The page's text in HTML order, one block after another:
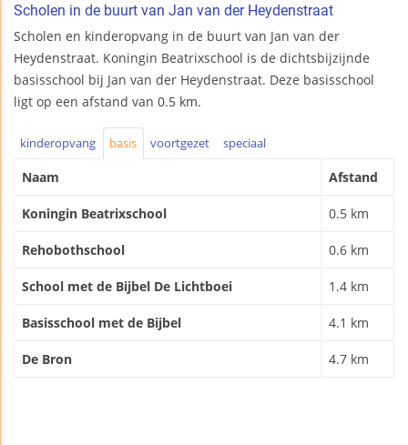
Scholen in de buurt van Jan van der Heydenstraat
Scholen en kinderopvang in de buurt van Jan van der
Heydenstraat. Koningin Beatrixschool is de dichtsbijzijnde
basisschool bij Jan van der Heydenstraat. Deze basisschool
ligt op een afstand van 0.5 km.
kinderopvang basis voortgezet speciaal
Naam Afstand
Koningin Beatrixschool 0.5 km
Rehobothschool 0.6 km
School met de Bijbel De Lichtboei 1.4 km
Basisschool met de Bijbel 4.1 km
De Bron 4.7 km